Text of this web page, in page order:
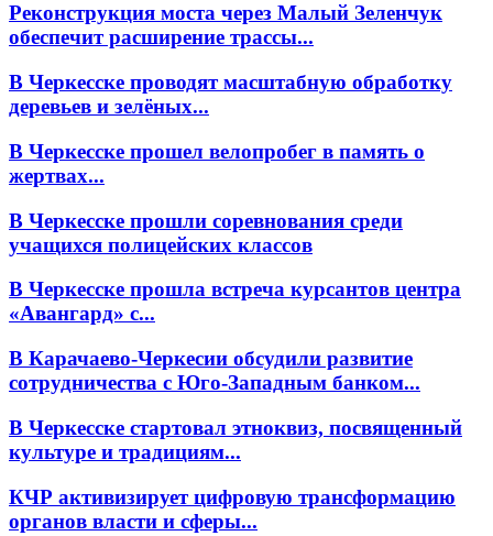
Реконструкция моста через Малый Зеленчук
обеспечит расширение трассы...
В Черкесске проводят масштабную обработку
деревьев и зелёных...
В Черкесске прошел велопробег в память о
жертвах...
В Черкесске прошли соревнования среди
учащихся полицейских классов
В Черкесске прошла встреча курсантов центра
«Авангард» с...
В Карачаево-Черкесии обсудили развитие
сотрудничества с Юго-Западным банком...
В Черкесске стартовал этноквиз, посвященный
культуре и традициям...
КЧР активизирует цифровую трансформацию
органов власти и сферы...